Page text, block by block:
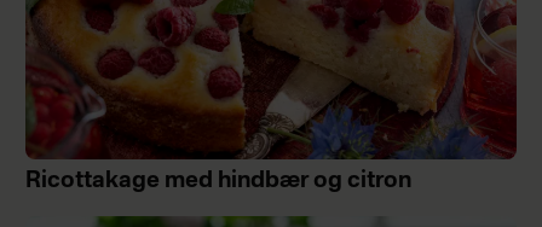
Ricottakage med hindbær og citron